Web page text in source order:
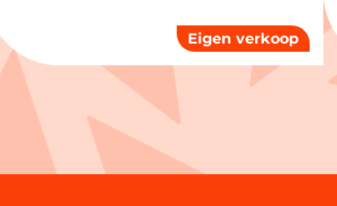
Eigen verkoop